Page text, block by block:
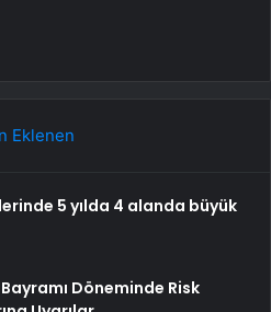
Eklenen
5 yılda 4 alanda büyük
Döneminde Risk